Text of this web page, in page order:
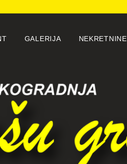
GALERIJA NEKRETNINE